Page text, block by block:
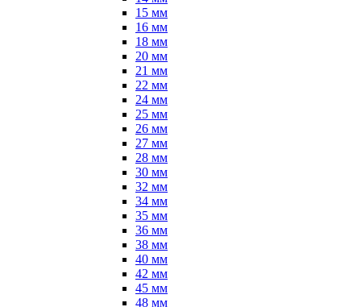
15 мм
16 мм
18 мм
20 мм
21 мм
22 мм
24 мм
25 мм
26 мм
27 мм
28 мм
30 мм
32 мм
34 мм
35 мм
36 мм
38 мм
40 мм
42 мм
45 мм
48 мм